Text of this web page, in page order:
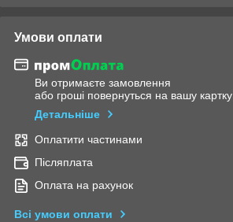
Умови оплати
Ви отримаєте замовлення
або гроші повернуться на вашу картку
Детальніше
Оплатити частинами
Післяплата
Оплата на рахунок
Всі умови оплати